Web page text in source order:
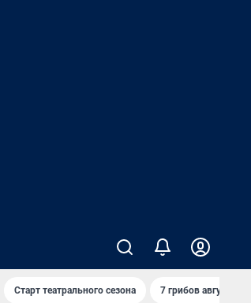
Старт театрального сезона 7 грибов августа